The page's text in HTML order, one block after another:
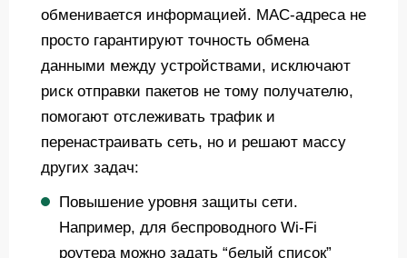
обменивается информацией. MAC-адреса не
просто гарантируют точность обмена
данными между устройствами, исключают
риск отправки пакетов не тому получателю,
помогают отслеживать трафик и
перенастраивать сеть, но и решают массу
других задач:
Повышение уровня защиты сети.
Например, для беспроводного Wi-Fi
роутера можно задать “белый список”